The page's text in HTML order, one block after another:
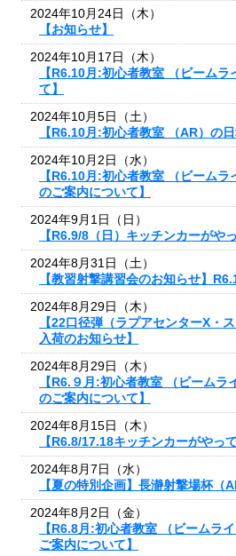
2024年10月24日（木）
【お知らせ】
2024年10月17日（木）
【R6.10月:初心者教室 （ビーム
て】
2024年10月5日（土）
【R6.10月:初心者教室 （AR）の
2024年10月2日（水）
【R6.10月:初心者教室 （ビームラ
のご案内について】
2024年9月1日（日）
【R6.9/8（日）キッチンカーがや
2024年8月31日（土）
【教習射撃講習会のお知らせ】
2024年8月29日（木）
【22口径弾（ラプアセンターX・
入荷のお知らせ】
2024年8月29日（木）
【R6.９月:初心者教室 （ビームラ
のご案内について】
2024年8月15日（木）
【R6.8/17.18キッチンカーがやっ
2024年8月7日（水）
【夏の特別企画】長瀞射撃場杯（
2024年8月2日（金）
【R6.8月:初心者教室 （ビームラ
ご案内について】